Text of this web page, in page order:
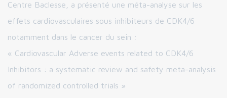
Centre Baclesse, a présenté une méta-analyse sur les
effets cardiovasculaires sous inhibiteurs de CDK4/6
notamment dans le cancer du sein :
« Cardiovascular Adverse events related to CDK4/6
Inhibitors : a systematic review and safety meta-analysis
of randomized controlled trials »